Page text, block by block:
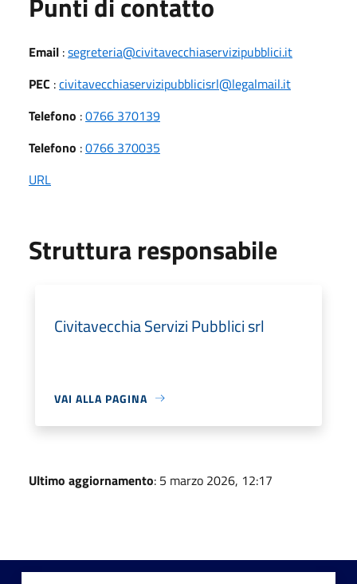
Email :segreteria@civitavecchiaservizipubblici.it
PEC :civitavecchiaservizipubblicisrl@legalmail.it
Telefono :0766 370139
Telefono :0766 370035
URL
Struttura responsabile
Civitavecchia Servizi Pubblici srl
VAI ALLA PAGINA
Ultimo aggiornamento: 5 marzo 2026, 12:17